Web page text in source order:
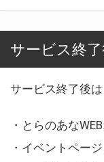
サービス終
サービス終了後
・とらのあな
・イベントペー